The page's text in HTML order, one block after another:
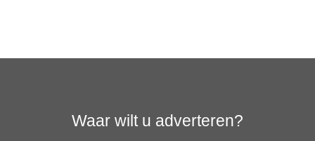
Waar wilt u adverteren?